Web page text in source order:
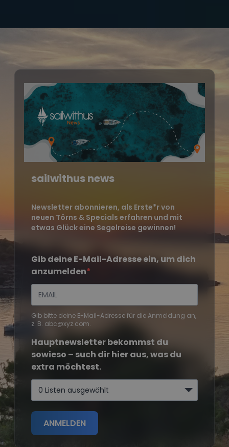
sailwithus news
Newsletter abonnieren, als Erste*r von
neuen Törns & Specials erfahren und mit
etwas Glück eine Segelreise gewinnen!
Gib deine E-Mail-Adresse ein, um dich
anzumelden
Gib bitte deine E-Mail-Adresse für die Anmeldung an,
z. B. abc@xyz.com.
Hauptnewsletter bekommst du
sowieso – such dir hier aus, was du
extra möchtest.
0 Listen ausgewählt
ANMELDEN